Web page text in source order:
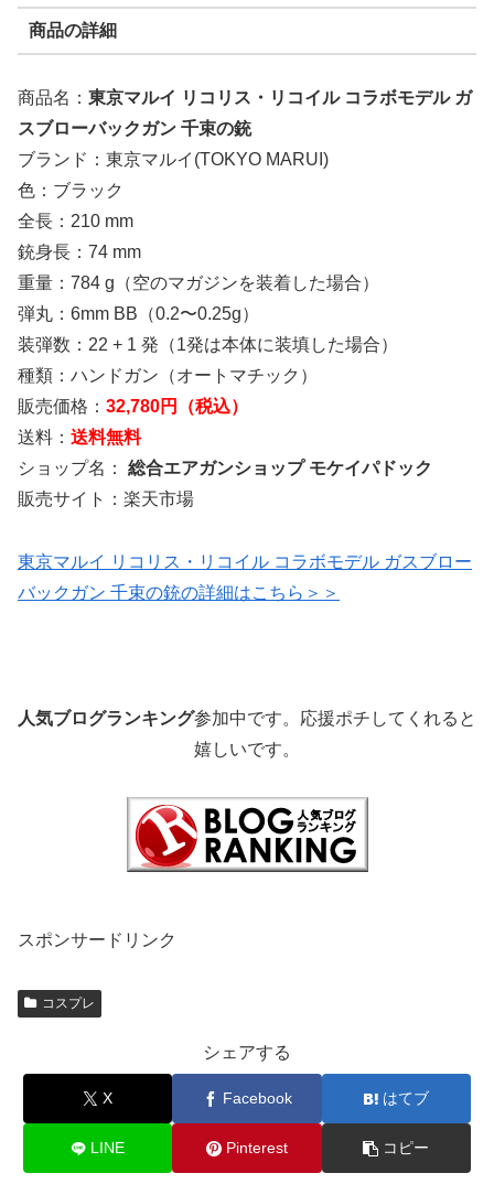
商品の詳細
商品名： 東京マルイ リコリス・リコイル コラボモデル ガ
スブローバックガン 千束の銃
ブランド：東京マルイ(TOKYO MARUI)
色：ブラック
全長：210 mm
銃身長：74 mm
重量：784 g（空のマガジンを装着した場合）
弾丸：6mm BB（0.2〜0.25g）
装弾数：22 + 1 発（1発は本体に装填した場合）
種類：ハンドガン（オートマチック）
販売価格： 32,780円（税込）
送料： 送料無料
ショップ名： 総合エアガンショップ モケイパドック
販売サイト：楽天市場
東京マルイ リコリス・リコイル コラボモデル ガスブロー
バックガン 千束の銃の詳細はこちら＞＞
人気ブログランキング参加中です。応援ポチしてくれると
嬉しいです。
スポンサードリンク
コスプレ
シェアする
X Facebook はてブ
LINE Pinterest コピー